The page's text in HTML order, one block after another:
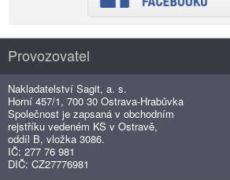
Provozovatel
Nakladatelství Sagit, a. s.
Horní 457/1, 700 30 Ostrava-Hrabůvka
Společnost je zapsaná v obchodním
rejstříku vedeném KS v Ostravě,
oddíl B, vložka 3086.
IČ: 277 76 981
DIČ: CZ27776981